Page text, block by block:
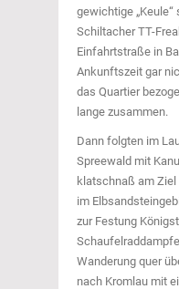
gewichtige
Schiltacher TT-
Einfahrtstraße in
Ankunftszeit gar
das Quartier
lange zusammen.
Dann folgten im
Spreewald mit
klatschnaß am Ziel
im
zur Festung
Wanderung quer
nach Kromlau mit